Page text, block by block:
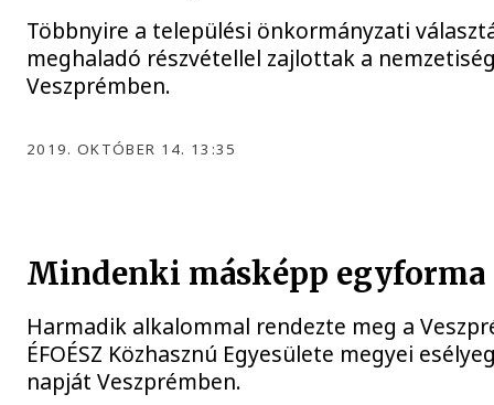
Többnyire a települési önkormányzati
meghaladó részvétellel zajlottak a
Veszprémben.
2019. OKTÓBER 14. 13:35
Mindenki másképp egyforma
Harmadik alkalommal rendezte meg a
ÉFOÉSZ Közhasznú Egyesülete megyei
napját Veszprémben.